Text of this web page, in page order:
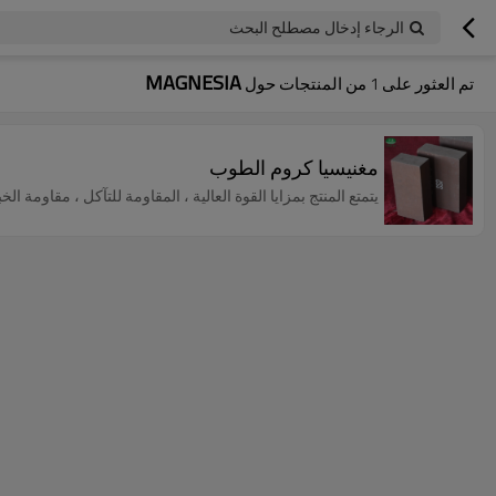
الرجاء إدخال مصطلح البحث
تم العثور على 1 من المنتجات حولMAGNESIA
مغنيسيا كروم الطوب
يتمتع المنتج بمزايا القوة العالية ، المقاومة للتآكل ،